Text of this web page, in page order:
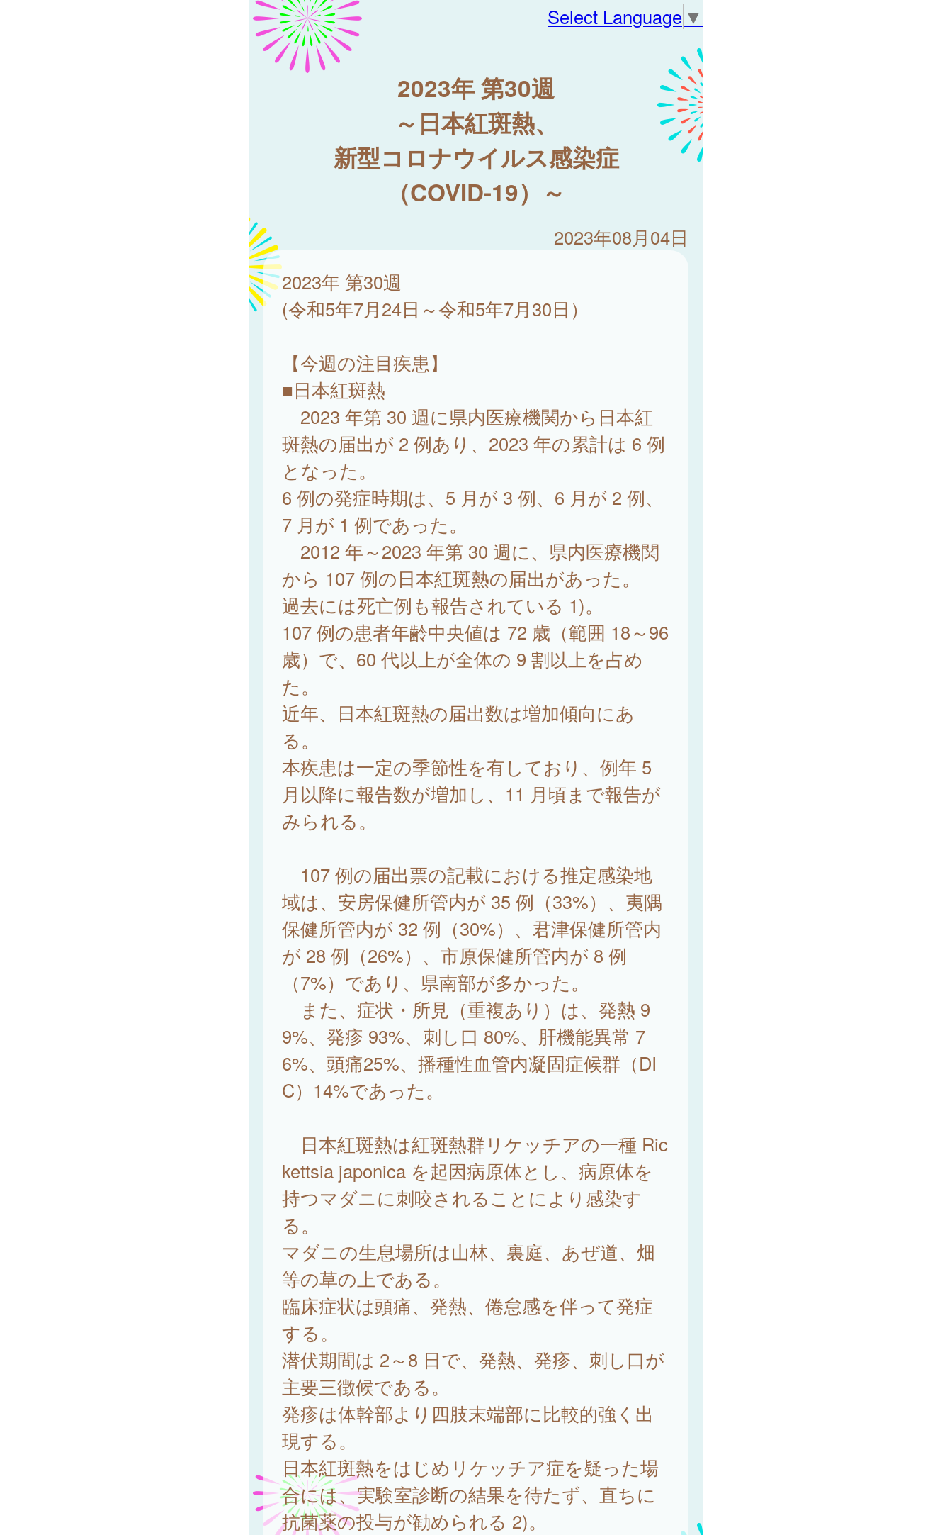
Select Language ▼
2023年 第30週
～日本紅斑熱、
新型コロナウイルス感染症
（COVID-19）～
2023年08月04日
2023年 第30週
(令和5年7月24日～令和5年7月30日）
【今週の注目疾患】
■日本紅斑熱
2023 年第 30 週に県内医療機関から日本紅
斑熱の届出が 2 例あり、2023 年の累計は 6 例
となった。
6 例の発症時期は、5 月が 3 例、6 月が 2 例、
7 月が 1 例であった。
2012 年～2023 年第 30 週に、県内医療機関
から 107 例の日本紅斑熱の届出があった。
過去には死亡例も報告されている 1)。
107 例の患者年齢中央値は 72 歳（範囲 18～96
歳）で、60 代以上が全体の 9 割以上を占め
た。
近年、日本紅斑熱の届出数は増加傾向にあ
る。
本疾患は一定の季節性を有しており、例年 5
月以降に報告数が増加し、11 月頃まで報告が
みられる。
107 例の届出票の記載における推定感染地
域は、安房保健所管内が 35 例（33%）、夷隅
保健所管内が 32 例（30%）、君津保健所管内
が 28 例（26%）、市原保健所管内が 8 例
（7%）であり、県南部が多かった。
また、症状・所見（重複あり）は、発熱 9
9%、発疹 93%、刺し口 80%、肝機能異常 7
6%、頭痛25%、播種性血管内凝固症候群（DI
C）14%であった。
日本紅斑熱は紅斑熱群リケッチアの一種 Ric
kettsia japonica を起因病原体とし、病原体を
持つマダニに刺咬されることにより感染す
る。
マダニの生息場所は山林、裏庭、あぜ道、畑
等の草の上である。
臨床症状は頭痛、発熱、倦怠感を伴って発症
する。
潜伏期間は 2～8 日で、発熱、発疹、刺し口が
主要三徴候である。
発疹は体幹部より四肢末端部に比較的強く出
現する。
日本紅斑熱をはじめリケッチア症を疑った場
合には、実験室診断の結果を待たず、直ちに
抗菌薬の投与が勧められる 2)。